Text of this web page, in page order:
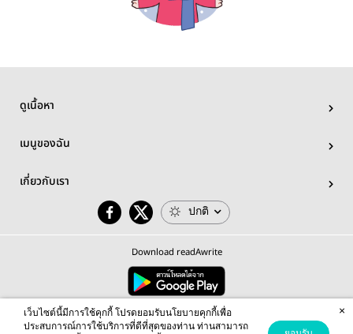
ดูเนื้อหา
เมนูของฉัน
เกี่ยวกับเรา
ปกติ
Download readAwrite
© 2026 readAwrite.com by MEB Corporation Public Company Limited
This site is protected by reCAPTCHA and the Google Privacy Policy Terms of Serviceapply.
เว็บไซต์นี้มีการใช้คุกกี้ โปรดยอมรับนโยบายคุกกี้เพื่อ
ประสบการณ์การใช้บริการที่ดีที่สุดของท่าน ท่านสามารถ
×